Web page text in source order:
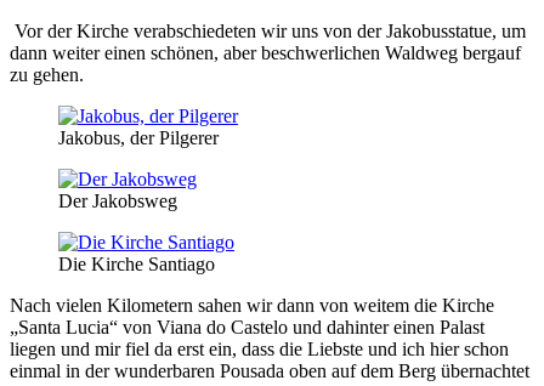
Vor der Kirche verabschiedeten wir uns von der Jakobusstatue, um
dann weiter einen schönen, aber beschwerlichen Waldweg bergauf
zu gehen.
Jakobus, der Pilgerer
Der Jakobsweg
Die Kirche Santiago
Nach vielen Kilometern sahen wir dann von weitem die Kirche
„Santa Lucia“ von Viana do Castelo und dahinter einen Palast
liegen und mir fiel da erst ein, dass die Liebste und ich hier schon
einmal in der wunderbaren Pousada oben auf dem Berg übernachtet